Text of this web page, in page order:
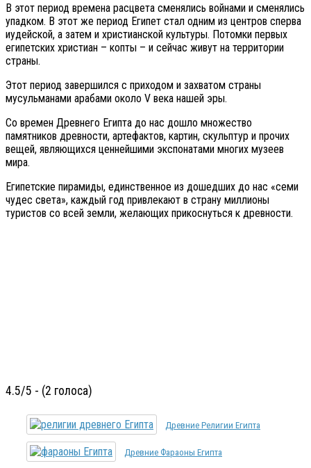
В этот период времена расцвета сменялись войнами и сменялись
упадком. В этот же период Египет стал одним из центров сперва
иудейской, а затем и христианской культуры. Потомки первых
египетских христиан – копты – и сейчас живут на территории
страны.
Этот период завершился с приходом и захватом страны
мусульманами арабами около V века нашей эры.
Со времен Древнего Египта до нас дошло множество
памятников древности, артефактов, картин, скульптур и прочих
вещей, являющихся ценнейшими экспонатами многих музеев
мира.
Египетские пирамиды, единственное из дошедших до нас «семи
чудес света», каждый год привлекают в страну миллионы
туристов со всей земли, желающих прикоснуться к древности.
4.5/5 - (2 голоса)
Древние Религии Египта
Древние Фараоны Египта